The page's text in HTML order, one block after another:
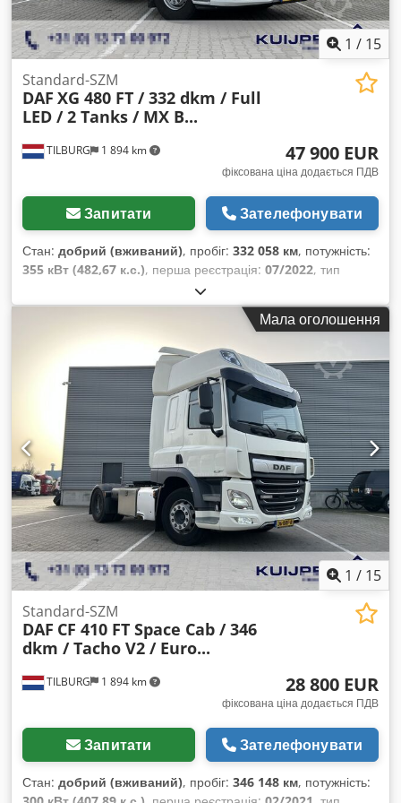
1 / 15
TILBURG 1 894 km
Standard-SZM
DAF XG 480 FT / 332 dkm / Full
LED / 2 Tanks / MX B...
47 900 EUR
фіксована ціна додається ПДВ
Запитати Зателефонувати
Стан: добрий (вживаний), пробіг: 332 058 км, потужність:
355 кВт (482,67 к.с.), перша реєстрація: 07/2022, тип
, розмір шини:
конфігурація осей:4x2, колісна база:4 000 мм, паливо:
, водійська кабіна: спальне
, тип передачі:
передач:12, підвіска:сталь-повітря, загальна довжина:
6 520 мм, загальна ширина:2 550 мм, загальна висота:
4 000 мм, допустиме навантаження на вісь (вісь 1):8 000 кг,
допустиме навантаження на вісь (вісь 2):11 500 кг, Рік
виготовлення:2022, Обладнання:ABS, блокування
диференціала, другий паливний бак, електричне
регулювання вікон, електрорегульоване дзеркало,
кондиціонер, круїз-контроль, повна історія
обслуговування, протитуманні фари, спойлер, фільтр
сажі, холодильник, центральний замок,
Мала оголошення
1 / 15
TILBURG 1 894 km
Standard-SZM
DAF CF 410 FT Space Cab / 346
dkm / Tacho V2 / Euro...
28 800 EUR
фіксована ціна додається ПДВ
Запитати Зателефонувати
Стан: добрий (вживаний), пробіг: 346 148 км, потужність: